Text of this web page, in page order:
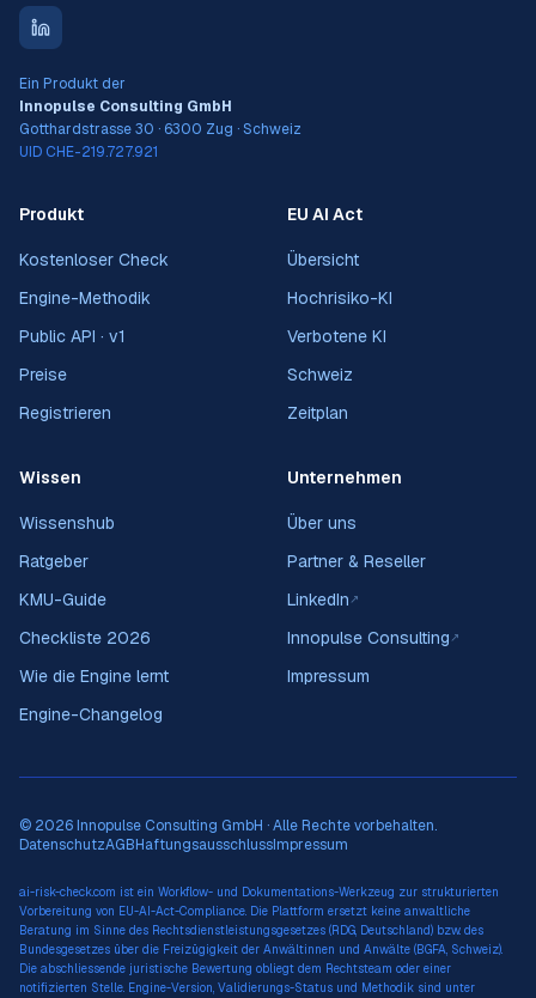
Ein Produkt der
Innopulse Consulting GmbH
Gotthardstrasse 30 · 6300 Zug · Schweiz
UID CHE-219.727.921
Produkt
Kostenloser Check
Engine-Methodik
Public API · v1
Preise
Registrieren
EU AI Act
Übersicht
Hochrisiko-KI
Verbotene KI
Schweiz
Zeitplan
Wissen
Wissenshub
Ratgeber
KMU-Guide
Checkliste 2026
Wie die Engine lernt
Engine-Changelog
Unternehmen
Über uns
Partner & Reseller
LinkedIn ↗
Innopulse Consulting ↗
Impressum
© 2026 Innopulse Consulting GmbH · Alle Rechte vorbehalten.
DatenschutzAGBHaftungsausschlussImpressum
ai-risk-check.com ist ein Workflow- und Dokumentations-Werkzeug zur strukturierten
Vorbereitung von EU-AI-Act-Compliance. Die Plattform ersetzt keine anwaltliche
Beratung im Sinne des Rechtsdienstleistungsgesetzes (RDG, Deutschland) bzw. des
Bundesgesetzes über die Freizügigkeit der Anwältinnen und Anwälte (BGFA, Schweiz).
Die abschliessende juristische Bewertung obliegt dem Rechtsteam oder einer
notifizierten Stelle. Engine-Version, Validierungs-Status und Methodik sind unter